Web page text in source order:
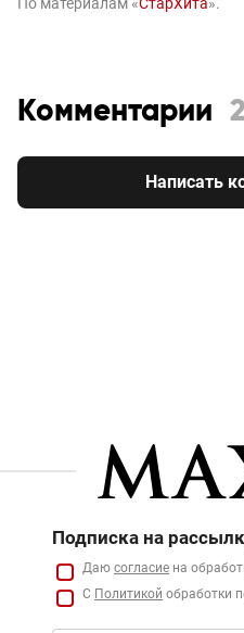
По материалам «СтарХита».
Комментарии 2
Написать
Подписка на
Даю согласие на
С Политикой обработки